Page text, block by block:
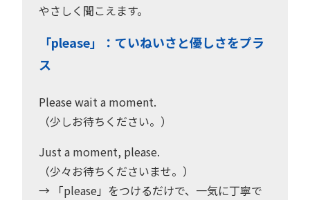
やさしく聞こえます。
「please」：ていねいさと優しさをプラ
ス
Please wait a moment.
（少しお待ちください。）
Just a moment, please.
（少々お待ちくださいませ。）
→ 「please」をつけるだけで、一気に丁寧で